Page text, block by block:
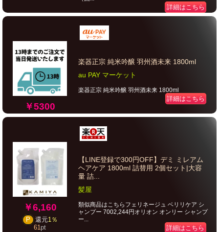
詳細はこちら
￥5300
楽器正宗 純米吟醸 羽州酒未来 1800ml
au PAY マーケット
楽器正宗 純米吟醸 羽州酒未来 1800ml
詳細はこちら
￥6,160
P 還元1％
61 pt
【LINE登録で300円OFF】デミ ミレアム
ヘアケア 1800ml 詰替用 2個セット|大容
量 詰...
髪屋
類似商品はこちらフェリネージュ ベリリケア シ
ャンプー 7002,244円オリオン オンリー シャンプ
ー...
詳細はこちら